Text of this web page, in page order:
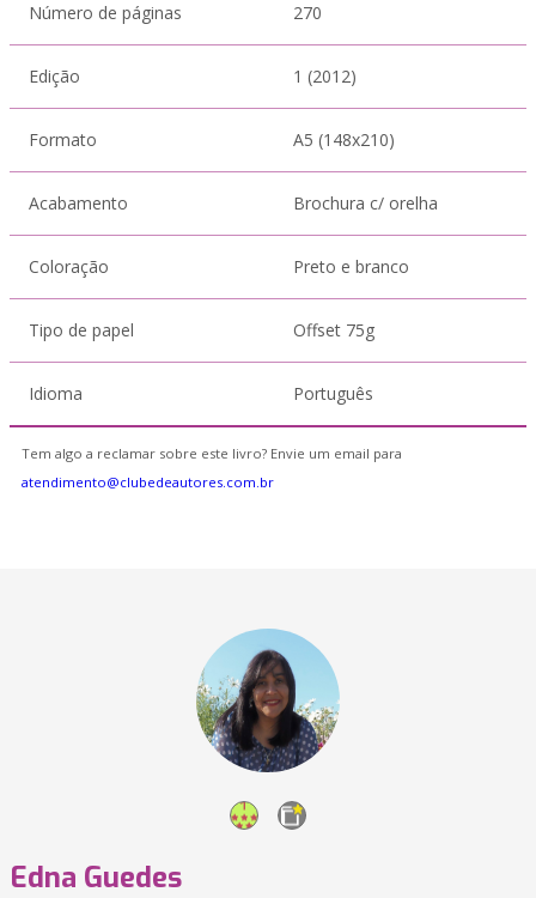
Número de páginas 270
Edição 1 (2012)
Formato A5 (148x210)
Acabamento Brochura c/ orelha
Coloração Preto e branco
Tipo de papel Offset 75g
Idioma Português
Tem algo a reclamar sobre este livro? Envie um email para
atendimento@clubedeautores.com.br
Edna Guedes